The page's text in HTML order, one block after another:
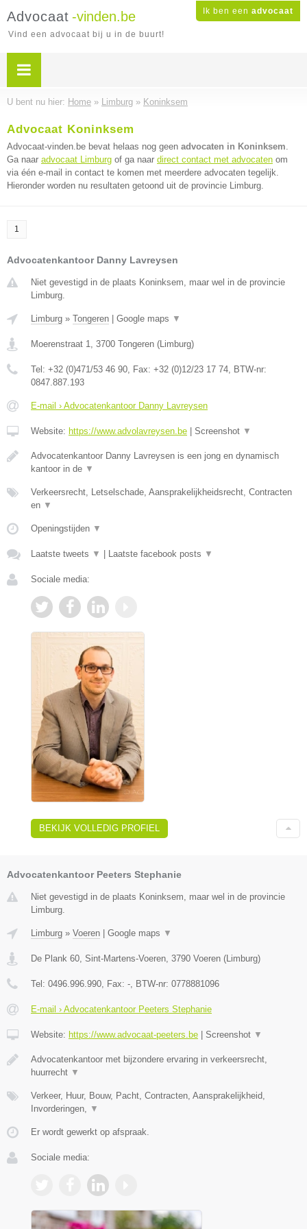
Ik ben een advocaat
Advocaat -vinden.be
Vind een advocaat bij u in de buurt!
U bent nu hier: Home » Limburg » Koninksem
Advocaat Koninksem
Advocaat-vinden.be bevat helaas nog geen advocaten in Koninksem.
Ga naar advocaat Limburg of ga naar direct contact met advocaten om
via één e-mail in contact te komen met meerdere advocaten tegelijk.
Hieronder worden nu resultaten getoond uit de provincie Limburg.
1
Advocatenkantoor Danny Lavreysen
Niet gevestigd in de plaats Koninksem, maar wel in de provincie
Limburg.
Limburg » Tongeren Google maps ▼
Moerenstraat 1, 3700 Tongeren (Limburg)
Tel: +32 (0)471/53 46 90, Fax: +32 (0)12/23 17 74, BTW-nr:
0847.887.193
E-mail › Advocatenkantoor Danny Lavreysen
Website: https://www.advolavreysen.be Screenshot ▼
Advocatenkantoor Danny Lavreysen is een jong en dynamisch
kantoor in de ▼
Verkeersrecht, Letselschade, Aansprakelijkheidsrecht, Contracten
en ▼
Openingstijden ▼
Laatste tweets ▼ Laatste facebook posts ▼
Sociale media:
BEKIJK VOLLEDIG PROFIEL
Advocatenkantoor Peeters Stephanie
Niet gevestigd in de plaats Koninksem, maar wel in de provincie
Limburg.
Limburg » Voeren Google maps ▼
De Plank 60, Sint-Martens-Voeren 3790 Voeren ( Limburg)
Tel: 0496.996.990 , Fax: - , BTW-nr: 0778881096
E-mail › Advocatenkantoor Peeters Stephanie
Website: https://www.advocaat-peeters.be Screenshot ▼
Advocatenkantoor met bijzondere ervaring in verkeersrecht,
huurrecht ▼
Verkeer, Huur, Bouw, Pacht, Contracten, Aansprakelijkheid,
Invorderingen,
▼
Er wordt gewerkt op afspraak.
Sociale media: